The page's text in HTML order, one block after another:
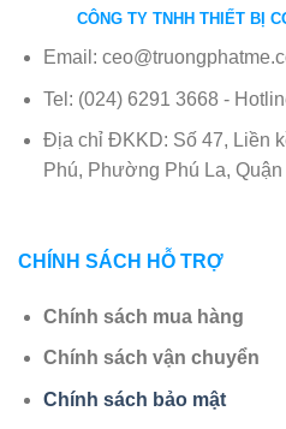
CÔNG TY TNHH THIẾT BỊ
Email:
Tel: (024) 6291 3668 -
Địa chỉ ĐKKD: Số 47, Liền
Phú, Phường Phú La,
CHÍNH SÁCH HỖ TRỢ
Chính sách mua hàng
Chính sách vận chuyển
Chính sách bảo mật